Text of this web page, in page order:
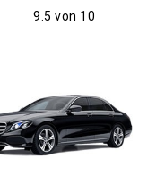
9.5 von 10